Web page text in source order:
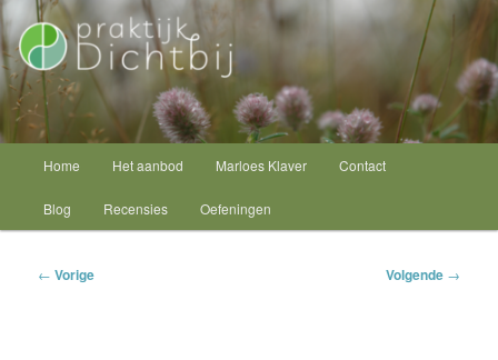
Spring
naar
de
primaire
inhoud Praktijk Dichtbij
Psycholoog Schagen
Home Het aanbod Marloes Klaver Contact
Blog Recensies Oefeningen
Bericht
← Vorige Volgende →